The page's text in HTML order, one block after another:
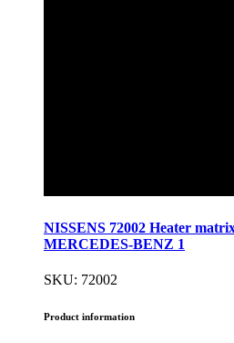
NISSENS 72002 Heater
MERCEDES-BENZ 1
SKU: 72002
Product information